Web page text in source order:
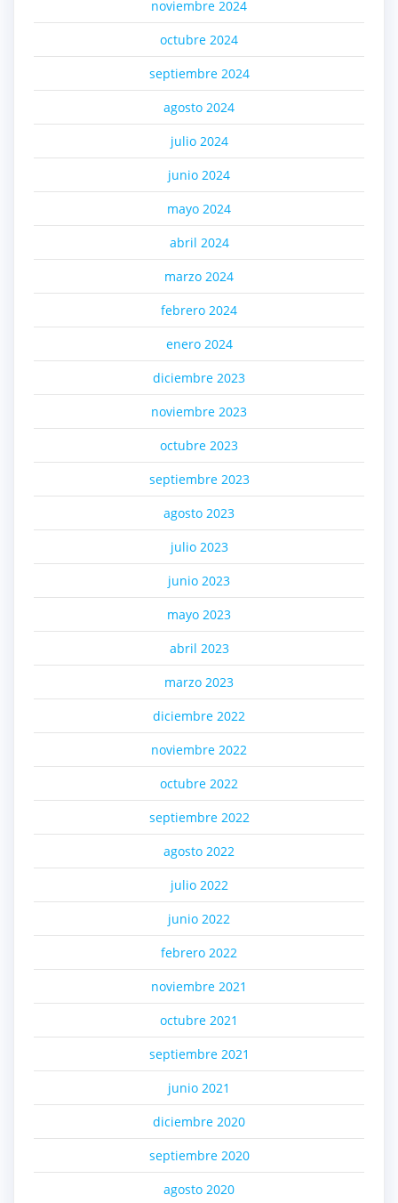
noviembre 2024
octubre 2024
septiembre 2024
agosto 2024
julio 2024
junio 2024
mayo 2024
abril 2024
marzo 2024
febrero 2024
enero 2024
diciembre 2023
noviembre 2023
octubre 2023
septiembre 2023
agosto 2023
julio 2023
junio 2023
mayo 2023
abril 2023
marzo 2023
diciembre 2022
noviembre 2022
octubre 2022
septiembre 2022
agosto 2022
julio 2022
junio 2022
febrero 2022
noviembre 2021
octubre 2021
septiembre 2021
junio 2021
diciembre 2020
septiembre 2020
agosto 2020